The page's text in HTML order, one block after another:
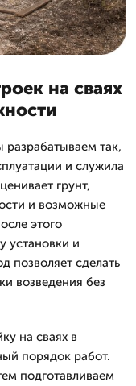
на сваях
так,
и служила
грунт,
и возможные
этого
установки и
позволяет сделать
возведения без
на сваях в
порядок работ.
подготавливаем